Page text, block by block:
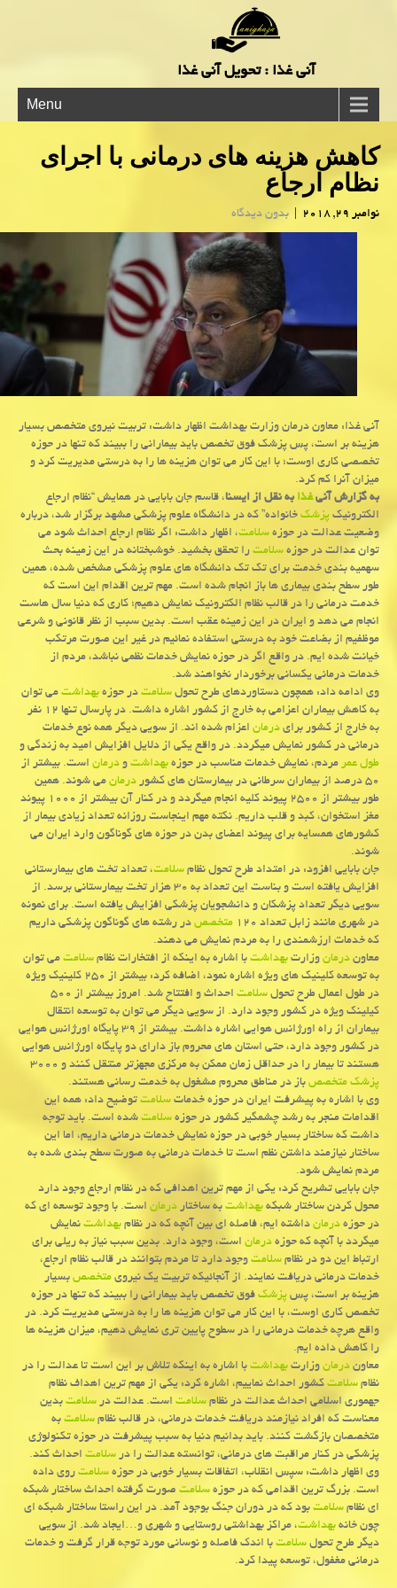
آنی غذا : تحویل آنی غذا
Menu
كاهش هزینه های درمانی با اجرای
نظام ارجاع
نوامبر 29, 2018 | بدون دیدگاه
آنی غذا: معاون درمان وزارت بهداشت اظهار داشت: تربیت نیروی متخصص بسیار
هزینه بر است، پس پزشك فوق تخصص باید بیمارانی را ببیند كه تنها در حوزه
تخصصی كاری اوست؛ با این كار می توان هزینه ها را به درستی مدیریت كرد و
میزان آنرا كم كرد.
به گزارش آنیغذابه نقل از ایسنا، قاسم جان بابایی در همایش “نظام ارجاع
الكترونیكپزشكخانواده” كه در دانشگاه علوم پزشكی مشهد برگزار شد، درباره
وضعیت عدالت در حوزهسلامت، اظهار داشت: اگر نظام ارجاع احداث شود می
توان عدالت در حوزهسلامترا تحقق بخشید. خوشبختانه در این زمینه بحث
سهمیه بندی خدمت برای تك تك دانشگاه های علوم پزشكی مشخص شده، همین
طور سطح بندی بیماری ها باز انجام شده است. مهم ترین اقدام این است كه
خدمت درمانی را در قالب نظام الكترونیك نمایش دهیم؛ كاری كه دنیا سال هاست
انجام می دهد و ایران در این زمینه عقب است. بدین سبب از نظر قانونی و شرعی
موظفیم از بضاعت خود به درستی استفاده نمائیم در غیر این صورت مرتكب
خیانت شده ایم. در واقع اگر در حوزه نمایش خدمات نظمی نباشد، مردم از
خدمات درمانی یكسانی برخوردار نخواهند شد.
وی ادامه داد: همچون دستاوردهای طرح تحولسلامتدر حوزهبهداشتمی توان
به كاهش بیماران اعزامی به خارج از كشور اشاره داشت. در پارسال تنها ۱۲ نفر
به خارج از كشور برایدرماناعزام شده اند. از سویی دیگر همه نوع خدمات
درمانی در كشور نمایش میگردد. در واقع یكی از دلایل افزایش امید به زندگی و
طول عمرمردم، نمایش خدمات مناسب در حوزهبهداشتودرماناست. بیشتر از
۵۰ درصد از بیماران سرطانی در بیمارستان های كشور
درمانمی شوند. همین
طور بیشتر از ۲۵۰۰ پیوند كلیه انجام میگردد و در كنار آن بیشتر از ۱۰۰۰ پیوند
مغز استخوان، كبد و قلب داریم. نكته مهم اینجاست روزانه تعداد زیادی بیمار از
كشورهای همسایه برای پیوند اعضای بدن در حوزه های گوناگون وارد ایران می
شوند.
جان بابایی افزود: در امتداد طرح تحول نظامسلامت، تعداد تخت های بیمارستانی
افزایش یافته است و بناست این تعداد به ۳۰ هزار تخت بیمارستانی برسد. از
سویی دیگر تعداد پزشكان و دانشجویان پزشكی افزایش یافته است. برای نمونه
در شهری مانند زابل تعداد ۱۲۰
متخصصدر رشته های گوناگون پزشكی داریم
كه خدمات ارزشمندی را به مردم نمایش می دهند.
معاوندرمانوزارتبهداشتبا اشاره به اینكه از افتخارات نظامسلامتمی توان
به توسعه كلینیك های ویژه اشاره نمود، اضافه كرد: بیشتر از ۲۵۰ كلینیك ویژه
در طول اعمال طرح تحولسلامت
احداث و افتتاح شد. امروز بیشتر از ۵۰۰
كیلینك ویژه در كشور وجود دارد. از سویی دیگر می توان به توسعه انتقال
بیماران از راه اورژانس هوایی اشاره داشت. بیشتر از ۳۹ پایگاه اورژانس هوایی
در كشور وجود دارد، حتی استان های محروم باز دارای دو پایگاه اورژانس هوایی
هستند تا بیمار را در حداقل زمان ممكن به مركزی مجهزتر منتقل كنند و ۳۰۰۰
پزشك متخصصباز در مناطق محروم مشغول به خدمت رسانی هستند.
وی با اشاره به پیشرفت ایران در حوزه خدماتسلامتتوضیح داد: همه این
اقدامات منجر به رشد چشمگیر كشور در حوزهسلامتشده است. باید توجه
داشت كه ساختار بسیار خوبی در حوزه نمایش خدمات درمانی داریم، اما این
ساختار نیازمند داشتن نظم است تا خدمات درمانی به صورت سطح بندی شده به
مردم نمایش شود.
جان بابایی تشریح كرد: یكی از مهم ترین اهدافی كه در نظام ارجاع وجود دارد
محول كردن ساختار شبكهبهداشتبه ساختاردرماناست. با وجود توسعه ای كه
در حوزهدرمانداشته ایم، فاصله ای بین آنچه كه در نظامبهداشتنمایش
میگردد با آنچه كه حوزهدرماناست، وجود دارد. بدین سبب نیاز به ریلی برای
ارتباط این دو در نظامسلامتوجود دارد تا مردم بتوانند در قالب نظام ارجاع،
خدمات درمانی دریافت نمایند. از آنجائیكه تربیت یك نیرویمتخصصبسیار
هزینه بر است، پسپزشكفوق تخصص باید بیمارانی را ببیند كه تنها در حوزه
تخصص كاری اوست، با این كار می توان هزینه ها را به درستی مدیریت كرد. در
واقع هرچه خدمات درمانی را در سطوح پایین تری نمایش دهیم، میزان هزینه ها
را كاهش داده ایم.
معاوندرمانوزارتبهداشتبا اشاره به اینكه تلاش بر این است تا عدالت را در
نظامسلامتكشور احداث نماییم، اشاره كرد: یكی از مهم ترین اهداف نظام
جهموری اسلامی احداث عدالت در نظامسلامتاست. عدالت درسلامتبدین
معناست كه افراد نیازمند دریافت خدمات درمانی، در قالب نظامسلامتبه
متخصصان بازگشت كنند. باید بدانیم دنیا به سبب پیشرفت در حوزه تكنولوژی
پزشكی در كنار مراقبت های درمانی، توانسته عدالت را درسلامتاحداث كند.
وی اظهار داشت: سپس انقلاب، اتفاقات بسیار خوبی در حوزهسلامتروی داده
است. بزرگ ترین اقدامی كه در حوزهسلامتصورت گرفته احداث ساختار شبكه
ای نظامسلامتبود كه در دوران جنگ بوجود آمد. در این راستا ساختار شبكه ای
چون خانهبهداشت، مراكز بهداشتی روستایی و شهری و…ایجاد شد. از سویی
دیگر طرح تحولسلامتبا اندك فاصله و نوسانی مورد توجه قرار گرفت و خدمات
درمانی مغفول، توسعه پیدا كرد.